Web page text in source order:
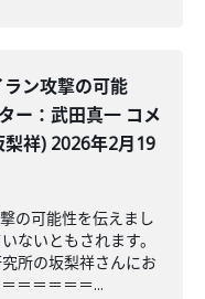
ラン攻撃の可能
ー：武田真一 コメ
祥) 2026年2月19
の可能性を伝えまし
ないともされます。
所の坂梨祥さんにお
＝＝＝＝＝...